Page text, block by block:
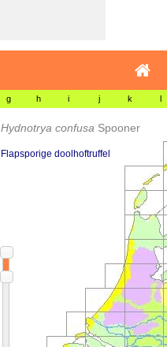
g h i j k l
Hydnotrya confusa Spooner
Flapsporige doolhoftruffel